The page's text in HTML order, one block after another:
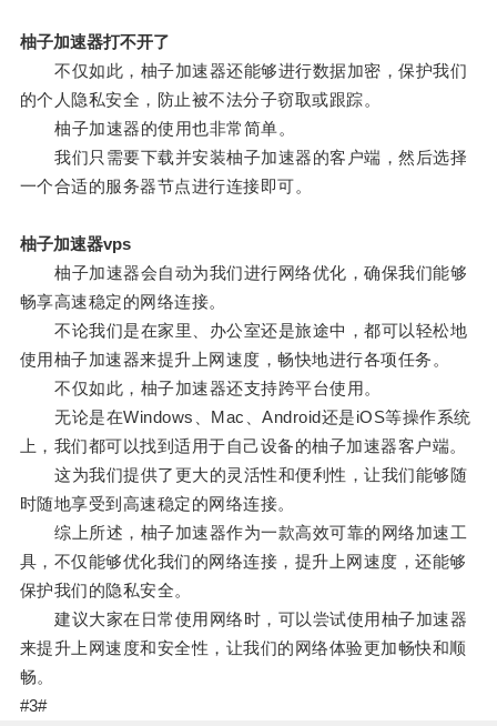
柚子加速器打不开了
不仅如此，柚子加速器还能够进行数据加密，保护我们
的个人隐私安全，防止被不法分子窃取或跟踪。
柚子加速器的使用也非常简单。
我们只需要下载并安装柚子加速器的客户端，然后选择
一个合适的服务器节点进行连接即可。
柚子加速器vps
柚子加速器会自动为我们进行网络优化，确保我们能够
畅享高速稳定的网络连接。
不论我们是在家里、办公室还是旅途中，都可以轻松地
使用柚子加速器来提升上网速度，畅快地进行各项任务。
不仅如此，柚子加速器还支持跨平台使用。
无论是在Windows、Mac、Android还是iOS等操作系统
上，我们都可以找到适用于自己设备的柚子加速器客户端。
这为我们提供了更大的灵活性和便利性，让我们能够随
时随地享受到高速稳定的网络连接。
综上所述，柚子加速器作为一款高效可靠的网络加速工
具，不仅能够优化我们的网络连接，提升上网速度，还能够
保护我们的隐私安全。
建议大家在日常使用网络时，可以尝试使用柚子加速器
来提升上网速度和安全性，让我们的网络体验更加畅快和顺
畅。
#3#